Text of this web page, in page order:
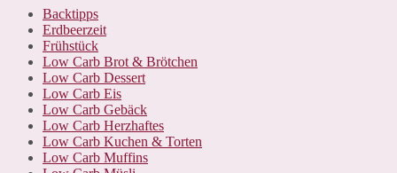
Backtipps
Erdbeerzeit
Frühstück
Low Carb Brot & Brötchen
Low Carb Dessert
Low Carb Eis
Low Carb Gebäck
Low Carb Herzhaftes
Low Carb Kuchen & Torten
Low Carb Muffins